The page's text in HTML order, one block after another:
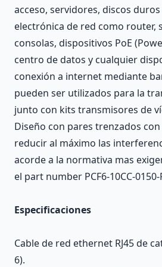
acceso, servidores, discos
electrónica de red como router,
consolas, dispositivos PoE
centro de datos y cualquier
conexión a internet mediante
pueden ser utilizados para la
junto con kits transmisores de
Diseño con pares trenzados
reducir al máximo las
acorde a la normativa mas
el part number PCF6-10CC-0150-
Especificaciones
Cable de red ethernet RJ45 de
6).